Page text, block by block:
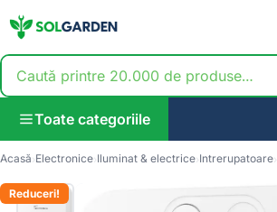
Toate categoriile
Acasă Electronice Iluminat & electrice Intrerupatoare
Reduceri!